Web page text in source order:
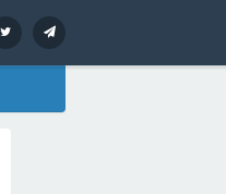
Twitter